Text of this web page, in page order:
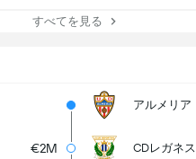
すべてを見る
アルメリア
€2M CDレガネス